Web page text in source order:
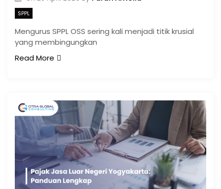
SPPL
Mengurus SPPL OSS sering kali menjadi titik krusial
yang membingungkan
Read More